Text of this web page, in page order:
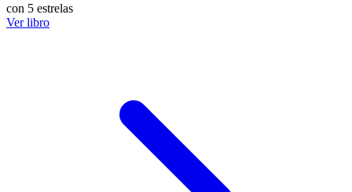
con 5 estrelas
Ver libro